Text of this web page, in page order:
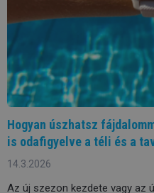
Hogyan úszhatsz
is odafigyelve a téli és a
14.3.2026
Az új szezon kezdete vagy az